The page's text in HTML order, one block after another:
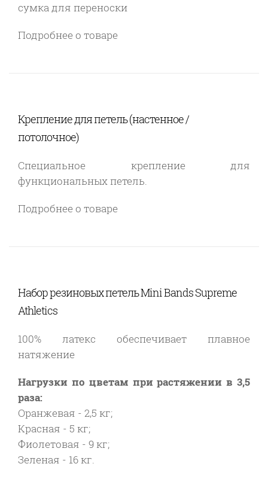
сумка для переноски
Подробнее о товаре
Крепление для петель (настенное /
потолочное)
Специальное крепление для
функциональных петель.
Подробнее о товаре
Набор резиновых петель Mini Bands Supreme
Athletics
100% латекс обеспечивает плавное
натяжение
Нагрузки по цветам при растяжении в 3,5
раза:
Оранжевая - 2,5 кг;
Красная - 5 кг;
Фиолетовая - 9 кг;
Зеленая - 16 кг.